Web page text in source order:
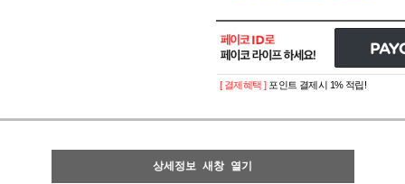
[ 결제혜택 ] 포인트 결제시 1% 적립!
상세정보 새창 열기